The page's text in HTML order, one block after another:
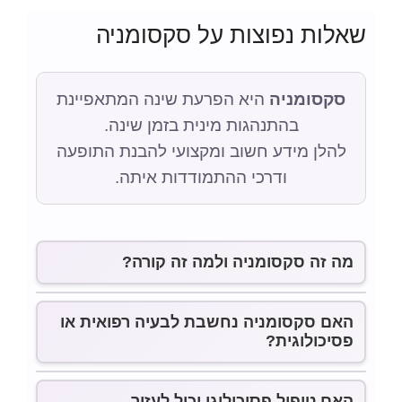
שאלות נפוצות על סקסומניה
סקסומניה היא הפרעת שינה המתאפיינת
בהתנהגות מינית בזמן שינה.
להלן מידע חשוב ומקצועי להבנת התופעה
ודרכי ההתמודדות איתה.
מה זה סקסומניה ולמה זה קורה?
סקסומניה (Sexsomnia)
היא הפרעת
שינה שבה מתרחשת התנהגות מינית –
כמו אוננות, נגיעות או דיבור מיני – בזמן
האם סקסומניה נחשבת לבעיה רפואית או
פסיכולוגית?
סקסומניה מוגדרת כ הפרעת שינה